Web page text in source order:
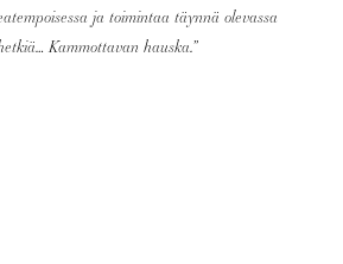
ja toimintaa täynnä olevassa
Kammottavan hauska.”